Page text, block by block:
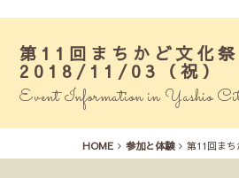
第11回まちかど文化
2018/11/03（祝）
Event Information in Yashio
HOME 参加と体験 第11回ま